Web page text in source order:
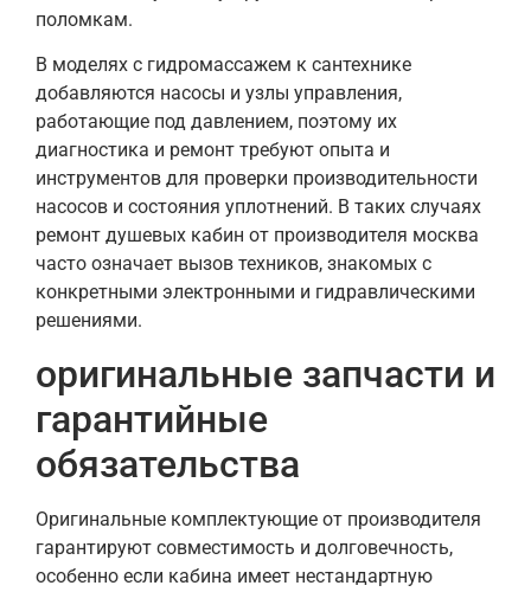
поломкам.
В моделях с гидромассажем к сантехнике
добавляются насосы и узлы управления,
работающие под давлением, поэтому их
диагностика и ремонт требуют опыта и
инструментов для проверки производительности
насосов и состояния уплотнений. В таких случаях
ремонт душевых кабин от производителя москва
часто означает вызов техников, знакомых с
конкретными электронными и гидравлическими
решениями.
оригинальные запчасти и
гарантийные
обязательства
Оригинальные комплектующие от производителя
гарантируют совместимость и долговечность,
особенно если кабина имеет нестандартную